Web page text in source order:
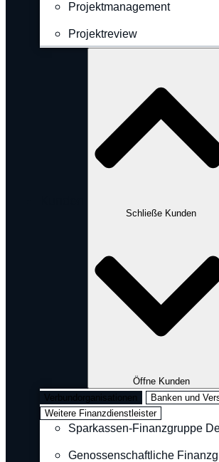
Projektmanagement
Projektreview
Schließe Kunden
Öffne Kunden
Verbundorganisationen
Banken und
Weitere Finanzdienstleister
Sparkassen-Finanzgruppe
Genossenschaftliche